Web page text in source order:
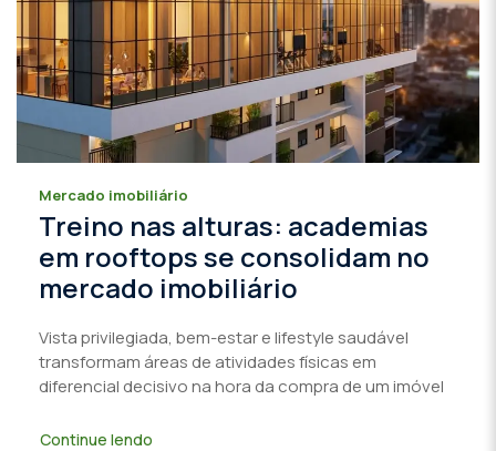
Mercado imobiliário
Treino nas alturas: academias
em rooftops se consolidam no
mercado imobiliário
Vista privilegiada, bem-estar e lifestyle saudável
transformam áreas de atividades físicas em
diferencial decisivo na hora da compra de um imóvel
Continue lendo